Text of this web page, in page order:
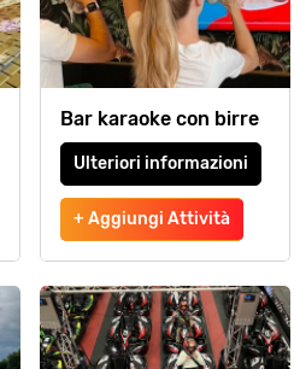
Bar karaoke con birre
Ulteriori informazioni
+ Aggiungi Attività